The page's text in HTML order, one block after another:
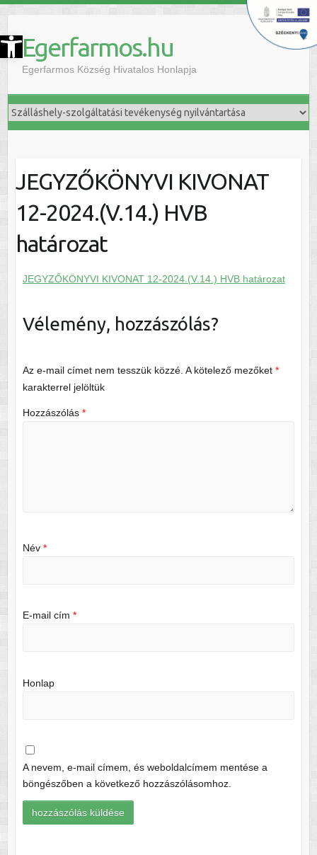
Eszköztár megnyitása Egerfarmos.hu
Egerfarmos Község Hivatalos Honlapja
JEGYZŐKÖNYVI KIVONAT
12-2024.(V.14.) HVB
határozat
JEGYZŐKÖNYVI KIVONAT 12-2024.(V.14.) HVB határozat
Vélemény, hozzászólás?
Az e-mail címet nem tesszük közzé. A kötelező mezőket *
karakterrel jelöltük
Hozzászólás *
Név *
E-mail cím *
Honlap
A nevem, e-mail címem, és weboldalcímem mentése a
böngészőben a következő hozzászólásomhoz.